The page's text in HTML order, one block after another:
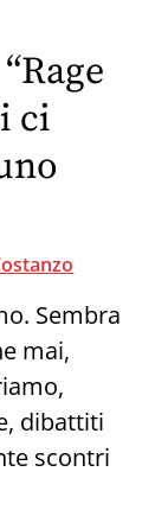
ci
Sembra
mai,
dibattiti
scontri